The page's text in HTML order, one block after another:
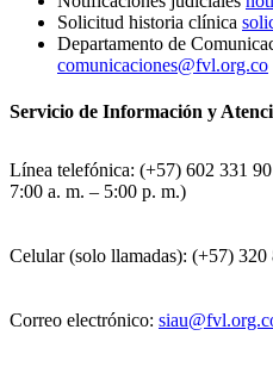
Solicitud historia clínica
Departamento de
comunicaciones@fvl.org.co
Servicio de Información y
Línea telefónica: (+57) 602 331
7:00 a. m. – 5:00 p. m.)
Celular (solo llamadas): (+57)
Correo electrónico: